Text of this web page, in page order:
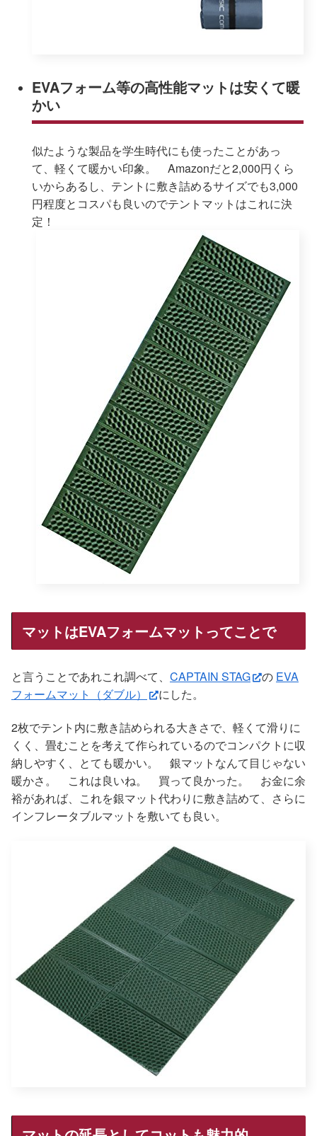
EVAフォーム等の高性能マットは安くて暖
かい
似たような製品を学生時代にも使ったことがあっ
て、軽くて暖かい印象。 Amazonだと2,000円くら
いからあるし、テントに敷き詰めるサイズでも3,000
円程度とコスパも良いのでテントマットはこれに決
定！
マットはEVAフォームマットってことで
と言うことであれこれ調べて、 CAPTAIN STAG の EVA
フォームマット（ダブル）
にした。
2枚でテント内に敷き詰められる大きさで、軽くて滑りに
くく、畳むことを考えて作られているのでコンパクトに収
納しやすく、とても暖かい。 銀マットなんて目じゃない
暖かさ。 これは良いね。 買って良かった。 お金に余
裕があれば、これを銀マット代わりに敷き詰めて、さらに
インフレータブルマットを敷いても良い。